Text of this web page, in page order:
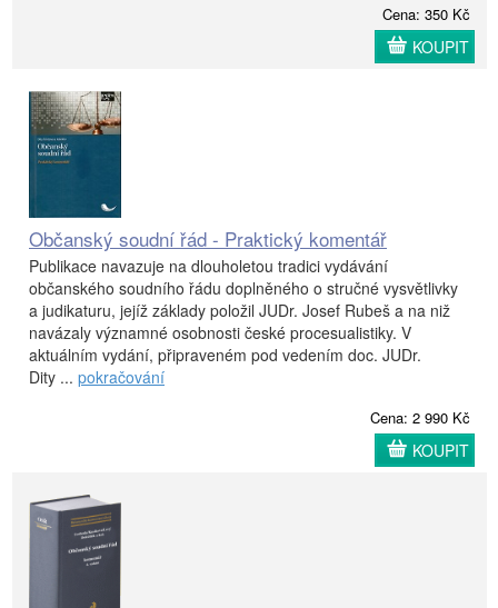
Cena: 350 Kč
KOUPIT
Občanský soudní řád - Praktický komentář
Publikace navazuje na dlouholetou tradici vydávání
občanského soudního řádu doplněného o stručné vysvětlivky
a judikaturu, jejíž základy položil JUDr. Josef Rubeš a na niž
navázaly významné osobnosti české procesualistiky. V
aktuálním vydání, připraveném pod vedením doc. JUDr.
Dity ... pokračování
Cena: 2 990 Kč
KOUPIT